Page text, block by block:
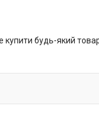
купити будь-який